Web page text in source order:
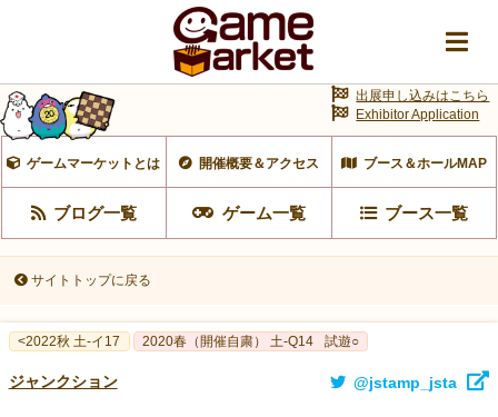
ゲームマーケットとは 開催概要＆アクセス ブース＆ホールMAP
ブログ一覧 ゲーム一覧 ブース一覧
出展申し込みはこちら
Exhibitor Application
サイトトップに戻る
<2022秋 土-イ17 2020春（開催自粛） 土-Q14 試遊○
ジャンクション @jstamp_jsta